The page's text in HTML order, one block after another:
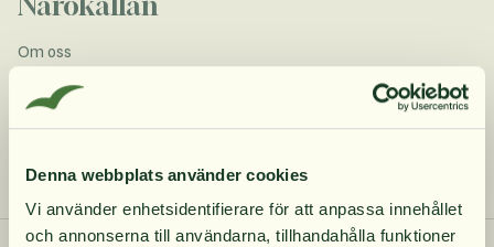
Denna webbplats använder cookies
Vi använder enhetsidentifierare för att anpassa innehållet
och annonserna till användarna, tillhandahålla funktioner
Om oss
Hållbarhet